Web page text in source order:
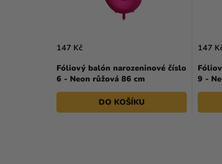
Fóliový balón narozeninové číslo
6 - Neon růžová 86 cm
147 Kč
DO KOŠÍKU
9 -
147